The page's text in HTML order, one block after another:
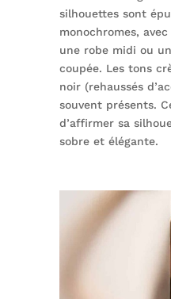
silhouettes sont
monochromes,
une robe midi ou
coupée. Les tons
noir (rehaussés
souvent présents.
d’affirmer sa
sobre et élégante.